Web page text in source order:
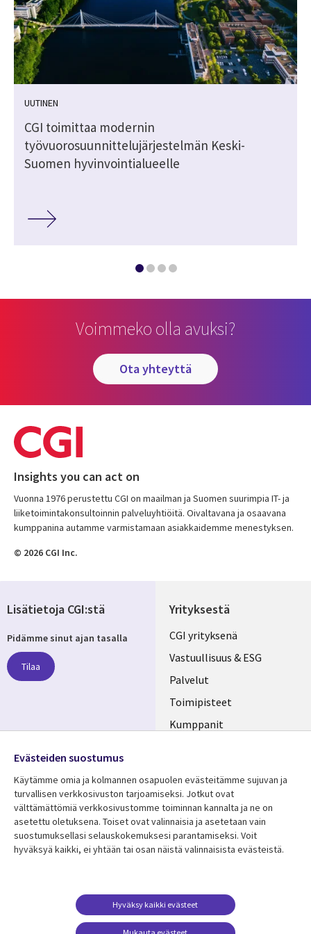
UUTINEN
CGI toimittaa modernin
työvuorosuunnittelujärjestelmän Keski-
Suomen hyvinvointialueelle
Voimmeko olla avuksi?
ota yhteyttä
Insights you can act on
Vuonna 1976 perustettu CGI on maailman ja Suomen suurimpia IT- ja
liiketoimintakonsultoinnin palveluyhtiöitä. Oivaltavana ja osaavana
kumppanina autamme varmistamaan asiakkaidemme menestyksen.
© 2026 CGI Inc.
Yrityksestä
Useful
links
FINLAND
CGI yrityksenä
Vastuullisuus & ESG
Palvelut
Toimipisteet
Kumppanit
Resurssikeskus
Library
FINLAND
Asiakastarinat
Lisätietoa
Legal
Tietosuoja
Käyttöehdot
Yhteystiedot
Lisätietoja CGI:stä
Pidämme sinut ajan tasalla
Tilaa
Media
FINLAND
Evästeiden suostumus
Käytämme omia ja kolmannen osapuolen evästeitämme sujuvan ja
turvallisen verkkosivuston tarjoamiseksi. Jotkut ovat
välttämättömiä verkkosivustomme toiminnan kannalta ja ne on
asetettu oletuksena. Toiset ovat valinnaisia ​​ja asetetaan vain
suostumuksellasi selauskokemuksesi parantamiseksi. Voit
hyväksyä kaikki, ei yhtään tai osan näistä valinnaisista evästeistä.
Hyväksy kaikki evästeet